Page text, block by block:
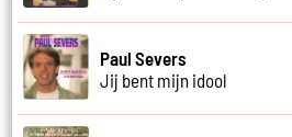
Paul Severs
Jij bent mijn idool